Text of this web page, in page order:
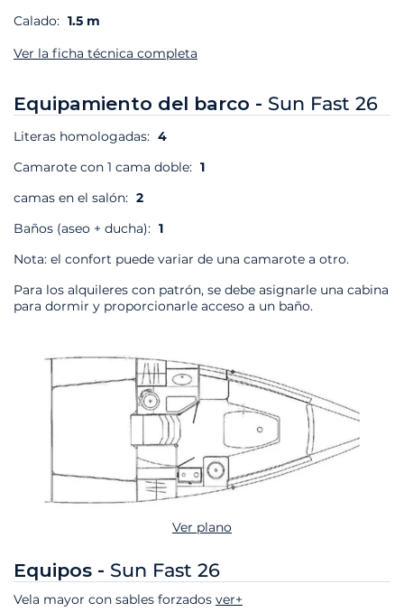
Calado: 1.5 m
Ver la ficha técnica completa
Equipamiento del barco - Sun Fast 26
Literas homologadas: 4
Camarote con 1 cama doble: 1
camas en el salón: 2
Baños (aseo + ducha): 1
Nota: el confort puede variar de una camarote a otro.
Para los alquileres con patrón, se debe asignarle una cabina
para dormir y proporcionarle acceso a un baño.
Ver plano
Equipos - Sun Fast 26
Vela mayor con sables forzados ver+